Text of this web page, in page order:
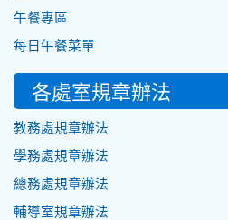
午餐專區
每日午餐菜單
各處室規章辦法
教務處規章辦法
學務處規章辦法
總務處規章辦法
輔導室規章辦法